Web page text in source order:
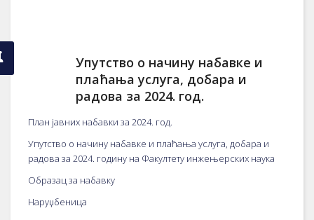
Упутство о начину набавке и
плаћања услуга, добара и
радова за 2024. год.
План јавних набавки за 2024. год.
Упутство о начину набавке и плаћања услуга, добара и
радова за 2024. годину на Факултету инжењерских наука
Образац за набавку
Наруџбеница